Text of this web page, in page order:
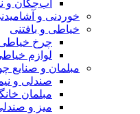
آب‌چکان و
خوردنی و
خیاطی و بافتنی
چرخ
لوازم
مبلمان و صنایع
صندلی و
مبلمان
میز و